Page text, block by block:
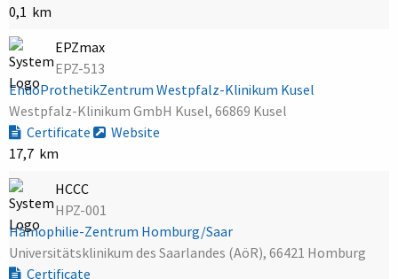
0,1 km
EPZmax
EPZ-513
EndoProthetikZentrum Westpfalz-Klinikum Kusel
Westpfalz-Klinikum GmbH Kusel, 66869 Kusel
Certificate
Website
17,7 km
HCCC
HPZ-001
Hämophilie-Zentrum Homburg/Saar
Universitätsklinikum des Saarlandes (AöR), 66421 Homburg
Certificate